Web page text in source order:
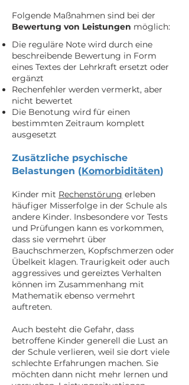
Folgende Maßnahmen sind bei der
Bewertung von Leistungen möglich:
Die reguläre Note wird durch eine
beschreibende Bewertung in Form
eines Textes der Lehrkraft ersetzt oder
ergänzt
Rechenfehler werden vermerkt, aber
nicht bewertet
Die Benotung wird für einen
bestimmten Zeitraum komplett
ausgesetzt
Zusätzliche psychische
Belastungen (Komorbiditäten)
Kinder mit Rechenstörung erleben
häufiger Misserfolge in der Schule als
andere Kinder. Insbesondere vor Tests
und Prüfungen kann es vorkommen,
dass sie vermehrt über
Bauchschmerzen, Kopfschmerzen oder
Übelkeit klagen. Traurigkeit oder auch
aggressives und gereiztes Verhalten
können im Zusammenhang mit
Mathematik ebenso vermehrt
auftreten.
Auch besteht die Gefahr, dass
betroffene Kinder generell die Lust an
der Schule verlieren, weil sie dort viele
schlechte Erfahrungen machen. Sie
möchten dann nicht mehr lernen und